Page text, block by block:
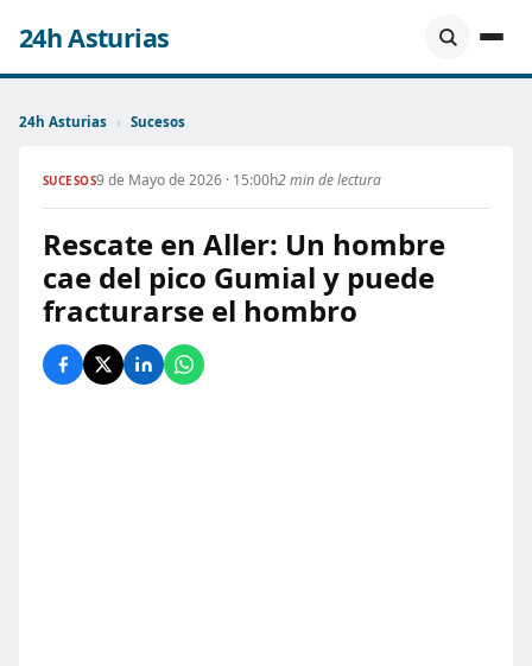
24h Asturias
24h Asturias › Sucesos
SUCESOS9 de Mayo de 2026 · 15:00h2 min de lectura
Rescate en Aller: Un hombre
cae del pico Gumial y puede
fracturarse el hombro